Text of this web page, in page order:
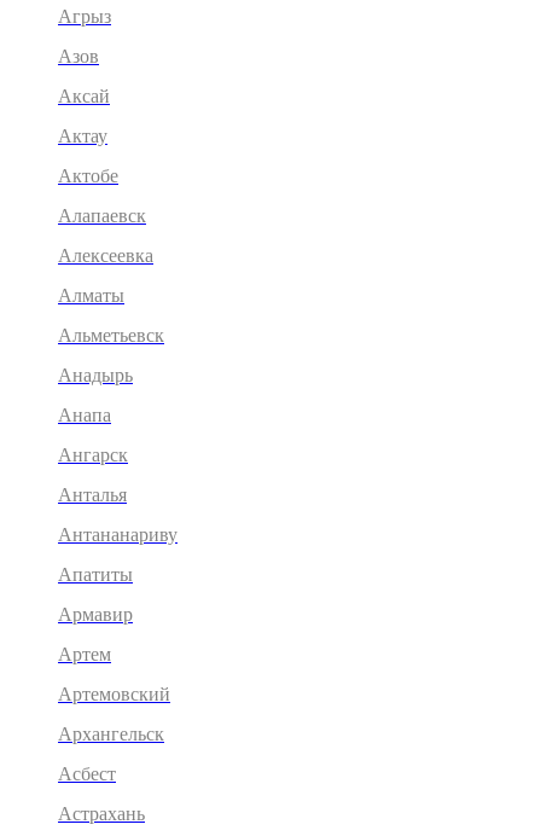
Агрыз
Азов
Аксай
Актау
Актобе
Алапаевск
Алексеевка
Алматы
Альметьевск
Анадырь
Анапа
Ангарск
Анталья
Антананариву
Апатиты
Армавир
Артем
Артемовский
Архангельск
Асбест
Астрахань